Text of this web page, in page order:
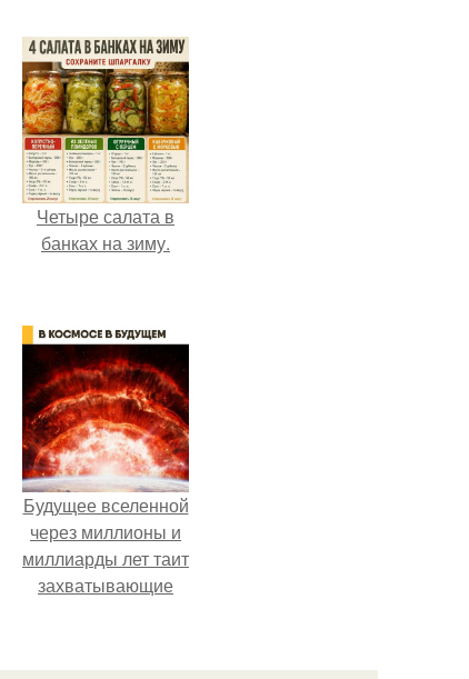
Четыре салата в
банках на зиму.
Будущее вселенной
через миллионы и
миллиарды лет таит
захватывающие